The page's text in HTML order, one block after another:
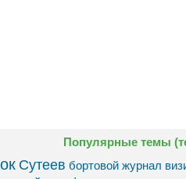
Популярные темы
Сутеев бортовой журнал